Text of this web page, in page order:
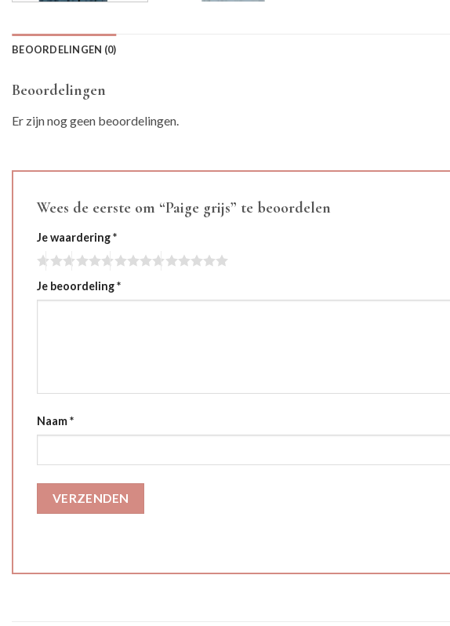
BEOORDELINGEN (0)
Beoordelingen
Er zijn nog geen beoordelingen.
Wees de eerste om “Paige grijs” te beoordelen
Je waardering*
Je beoordeling*
Naam*